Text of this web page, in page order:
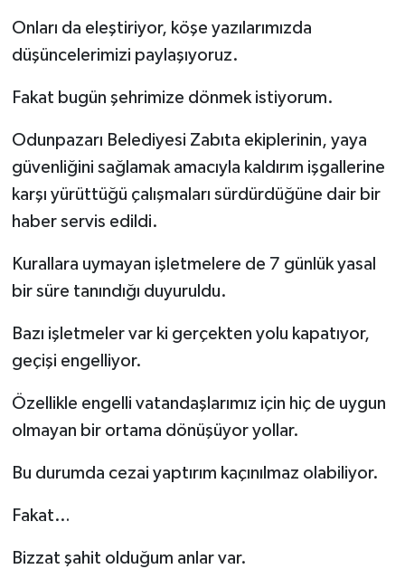
Onları da eleştiriyor, köşe yazılarımızda
düşüncelerimizi paylaşıyoruz.
Fakat bugün şehrimize dönmek istiyorum.
Odunpazarı Belediyesi Zabıta ekiplerinin, yaya
güvenliğini sağlamak amacıyla kaldırım işgallerine
karşı yürüttüğü çalışmaları sürdürdüğüne dair bir
haber servis edildi.
Kurallara uymayan işletmelere de 7 günlük yasal
bir süre tanındığı duyuruldu.
Bazı işletmeler var ki gerçekten yolu kapatıyor,
geçişi engelliyor.
Özellikle engelli vatandaşlarımız için hiç de uygun
olmayan bir ortama dönüşüyor yollar.
Bu durumda cezai yaptırım kaçınılmaz olabiliyor.
Fakat…
Bizzat şahit olduğum anlar var.